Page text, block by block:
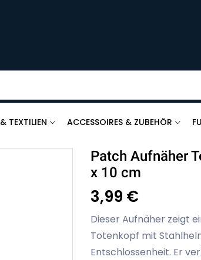
TEXTILIEN ACCESSOIRES & ZUBEHÖR
Patch Aufnäher
x 10 cm
3,99 €
Dieser Aufnäher zeigt
Totenkopf mit
Entschlossenheit. Er